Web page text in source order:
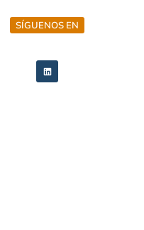
SÍGUENOS EN